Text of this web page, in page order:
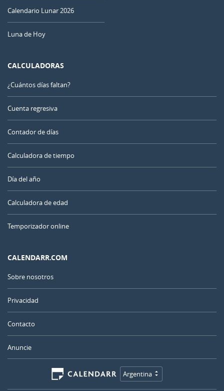
Calendario Lunar 2026
Luna de Hoy
CALCULADORAS
¿Cuántos días faltan?
Cuenta regresiva
Contador de días
Calculadora de tiempo
Día del año
Calculadora de edad
Temporizador online
CALENDARR.COM
Sobre nosotros
Privacidad
Contacto
Anuncie
Argentina